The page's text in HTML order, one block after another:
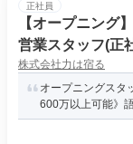
正社員
【オープニング
営業スタッフ(正
株式会社力は宿る
オープニングスタ
600万以上可能》